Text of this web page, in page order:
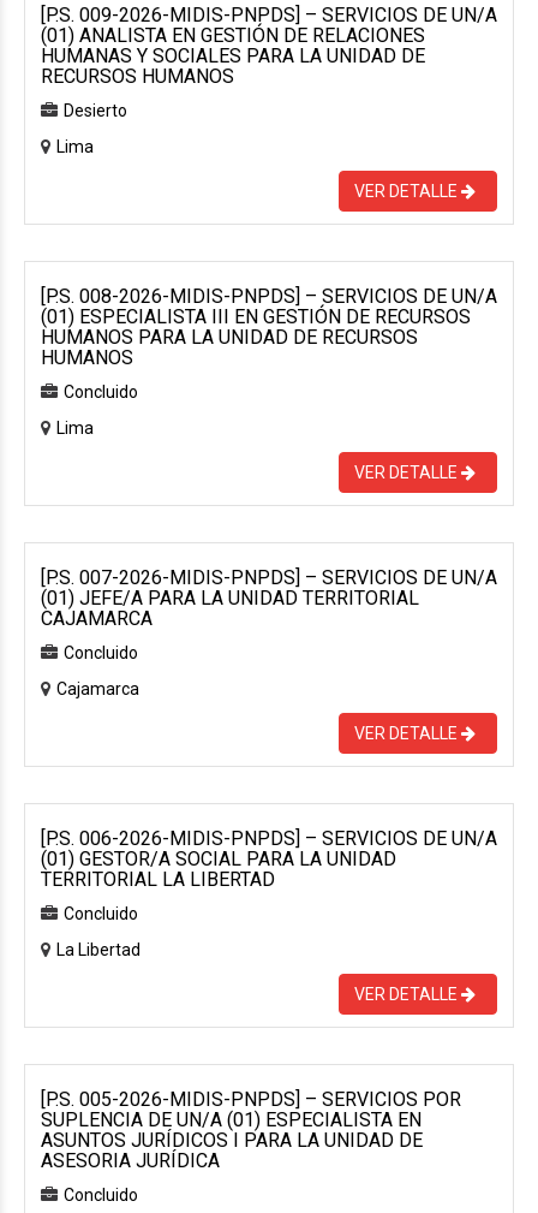
[P.S. 009-2026-MIDIS-PNPDS] – SERVICIOS DE UN/A
(01) ANALISTA EN GESTIÓN DE RELACIONES
HUMANAS Y SOCIALES PARA LA UNIDAD DE
RECURSOS HUMANOS
Desierto
Lima
VER DETALLE
[P.S. 008-2026-MIDIS-PNPDS] – SERVICIOS DE UN/A
(01) ESPECIALISTA III EN GESTIÓN DE RECURSOS
HUMANOS PARA LA UNIDAD DE RECURSOS
HUMANOS
Concluido
Lima
VER DETALLE
[P.S. 007-2026-MIDIS-PNPDS] – SERVICIOS DE UN/A
(01) JEFE/A PARA LA UNIDAD TERRITORIAL
CAJAMARCA
Concluido
Cajamarca
VER DETALLE
[P.S. 006-2026-MIDIS-PNPDS] – SERVICIOS DE UN/A
(01) GESTOR/A SOCIAL PARA LA UNIDAD
TERRITORIAL LA LIBERTAD
Concluido
La Libertad
VER DETALLE
[P.S. 005-2026-MIDIS-PNPDS] – SERVICIOS POR
SUPLENCIA DE UN/A (01) ESPECIALISTA EN
ASUNTOS JURÍDICOS I PARA LA UNIDAD DE
ASESORIA JURÍDICA
Concluido